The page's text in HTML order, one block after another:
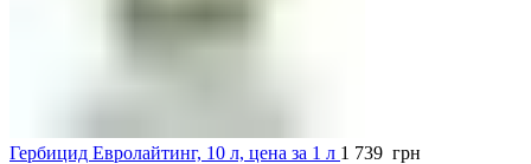
Гербицид Евролайтинг, 10 л, цена за 1 л 1 739 грн